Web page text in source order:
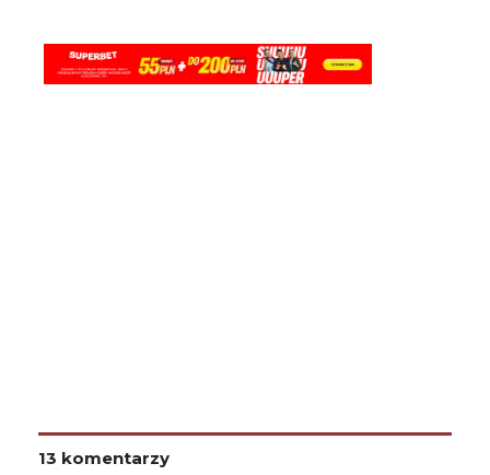
13 komentarzy